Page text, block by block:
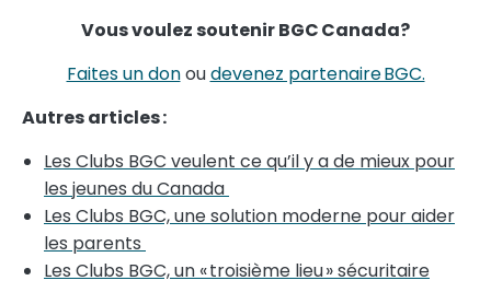
Vous voulez soutenir BGC Canada?
Faites un donoudevenez partenaire BGC.
Autres articles :
Les Clubs BGC veulent ce qu’il y a de mieux pour
les jeunes du Canada
Les Clubs BGC, une solution moderne pour aider
les parents
Les Clubs BGC, un « troisième lieu » sécuritaire